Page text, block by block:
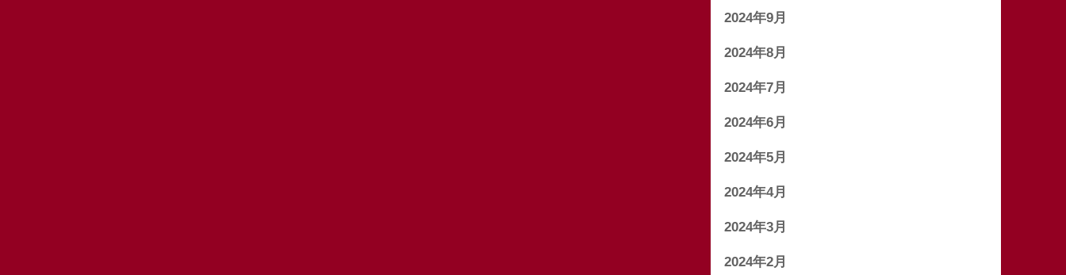
2024年9月
2024年8月
2024年7月
2024年6月
2024年5月
2024年4月
2024年3月
2024年2月